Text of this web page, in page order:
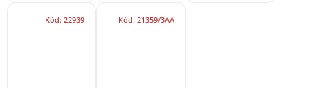
Kód:22939 Kód: 21359/3AA